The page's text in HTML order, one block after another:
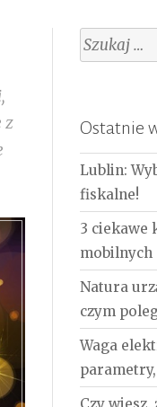
z
Szukaj:
Ostatnie
Lublin:
fiskalne!
3 ciekawe
mobilnych
Natura
czym
Waga